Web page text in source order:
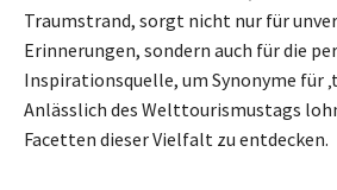
Traumstrand, sorgt nicht nur für
Erinnerungen, sondern auch für die
Inspirationsquelle, um Synonyme für
Anlässlich des Welttourismustags
Facetten dieser Vielfalt zu entdecken.